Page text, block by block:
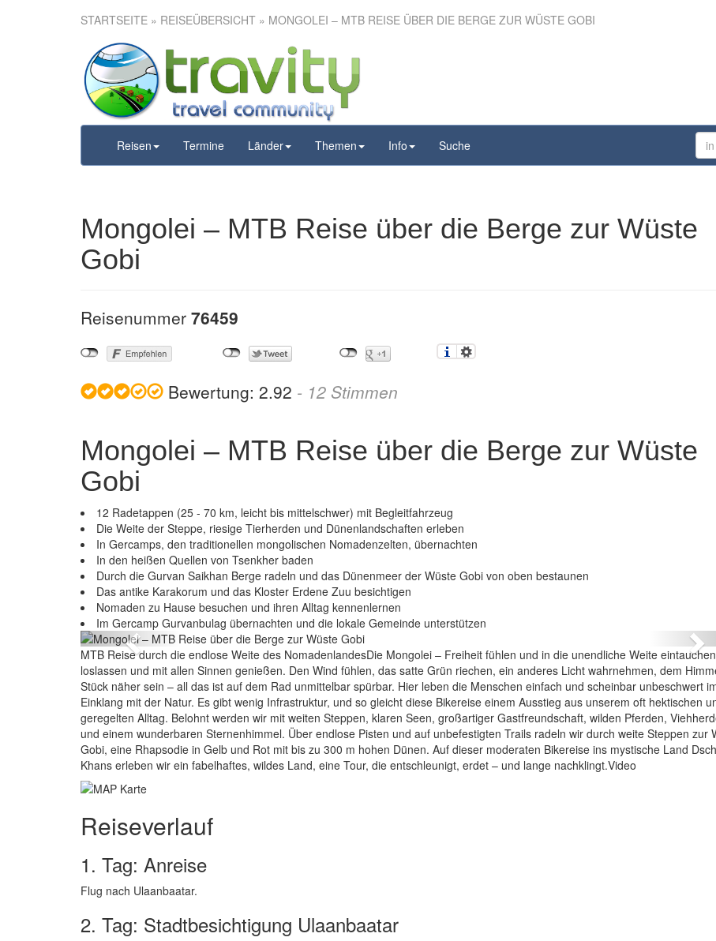
STARTSEITE » REISEÜBERSICHT » MONGOLEI – MTB REISE ÜBER DIE BERGE ZUR WÜSTE GOBI
Reisen Termine Länder Themen Info Suche
Mongolei – MTB Reise über die
Berge zur Wüste Gobi
Mongolei – MTB Reise über die Berge zur Wüste
Gobi
Reisenummer 76459
Bewertung: 2.92 - 12 Stimmen
Mongolei – MTB Reise über die Berge zur Wüste
Gobi
12 Radetappen (25 - 70 km, leicht bis mittelschwer) mit Begleitfahrzeug
Die Weite der Steppe, riesige Tierherden und Dünenlandschaften erleben
In Gercamps, den traditionellen mongolischen Nomadenzelten, übernachten
In den heißen Quellen von Tsenkher baden
Durch die Gurvan Saikhan Berge radeln und das Dünenmeer der Wüste Gobi von oben bestaunen
Das antike Karakorum und das Kloster Erdene Zuu besichtigen
Nomaden zu Hause besuchen und ihren Alltag kennenlernen
Im Gercamp Gurvanbulag übernachten und die lokale Gemeinde unterstützen
Mongolei – MTB Reise über die Berge zur Wüste Gobi
Previous
MTB Reise durch die endlose Weite des NomadenlandesDie Mongolei – Freiheit fühlen und in die unendliche Weite
loslassen und mit allen Sinnen genießen. Den Wind fühlen, das satte Grün riechen, ein anderes Licht wahrnehmen, dem
Stück näher sein – all das ist auf dem Rad unmittelbar spürbar. Hier leben die Menschen einfach und scheinbar unbeschwert
Einklang mit der Natur. Es gibt wenig Infrastruktur, und so gleicht diese Bikereise einem Ausstieg aus unserem oft hektischen
geregelten Alltag. Belohnt werden wir mit weiten Steppen, klaren Seen, großartiger Gastfreundschaft, wilden Pferden,
und einem wunderbaren Sternenhimmel. Über endlose Pisten und auf unbefestigten Trails radeln wir durch weite Steppen zur
Gobi, eine Rhapsodie in Gelb und Rot mit bis zu 300 m hohen Dünen. Auf dieser moderaten Bikereise ins mystische Land
Khans erleben wir ein fabelhaftes, wildes Land, eine Tour, die entschleunigt, erdet – und lange nachklingt.Video
Reiseverlauf
1. Tag: Anreise
Flug nach Ulaanbaatar.
2. Tag: Stadtbesichtigung Ulaanbaatar